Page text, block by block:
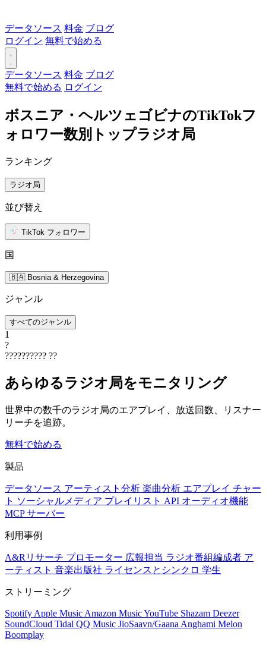
データソース 料金 ブログ
ログイン 無料で始める
データソース 料金 ブログ
無料で始める ログイン
ボスニア・ヘルツェゴビナのTikTokフ
ォロワー数別トップラジオ局
ランキング
ラジオ局
並び替え
TikTok フォロワー
国
🇧🇦 Bosnia & Herzegovina
ジャンル
すべてのジャンル
1
?
?????????? ??
あらゆるラジオ局をモニタリング
世界中の数千のラジオ局のエアプレイ、放送回数、リスナー
リーチを追跡。
無料で始める
製品
データソース アーティスト分析 楽曲分析 エアプレイ チャー
ト ソーシャルメディア プレイリスト API オーディオ機能
MCP サーバー
利用事例
A&Rリサーチ プロモーター 広報担当 ラジオ番組編成者 ア
ーティスト 音楽出版社 ライセンスとシンクロ 学生
ストリーミング
Spotify Apple Music Amazon MusicYouTube Shazam Deezer
SoundCloud Tidal QQ Music JioSaavn/Gaana Anghami Melon
Boomplay